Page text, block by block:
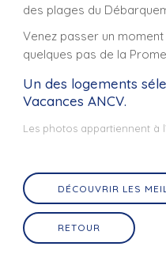
des plages du
Venez passer un
quelques pas de la
Un des logements
Vacances ANCV.
Les photos appartiennent à
DÉCOUVRIR LES
RETOUR